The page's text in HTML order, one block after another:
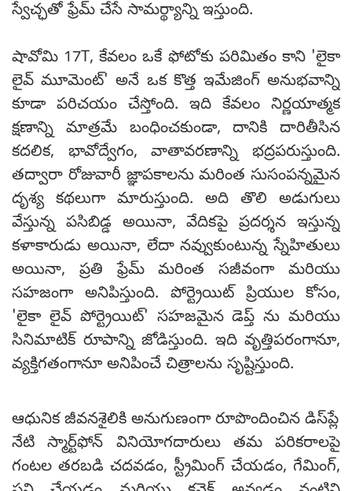
స్వేచ్ఛతో ఫ్రేమ్ చేసే సామర్థ్యాన్ని ఇస్తుంది.
షావోమి 17T, కేవలం ఒకే ఫోటోకు పరిమితం కాని 'లైకా
లైవ్ మూమెంట్' అనే ఒక కొత్త ఇమేజింగ్ అనుభవాన్ని
కూడా పరిచయం చేస్తోంది. ఇది కేవలం నిర్ణయాత్మక
క్షణాన్ని మాత్రమే బంధించకుండా, దానికి దారితీసిన
కదలిక, భావోద్వేగం, వాతావరణాన్ని భద్రపరుస్తుంది.
తద్వారా రోజువారీ జ్ఞాపకాలను మరింత సుసంపన్నమైన
దృశ్య కథలుగా మారుస్తుంది. అది తొలి అడుగులు
వేస్తున్న పసిబిడ్డ అయినా, వేదికపై ప్రదర్శన ఇస్తున్న
కళాకారుడు అయినా, లేదా నవ్వుకుంటున్న స్నేహితులు
అయినా, ప్రతి ఫ్రేమ్ మరింత సజీవంగా మరియు
సహజంగా అనిపిస్తుంది. పోర్ట్రెయిట్ ప్రియుల కోసం,
'లైకా లైవ్ పోర్ట్రెయిట్' సహజమైన డెప్త్ ను మరియు
సినిమాటిక్ రూపాన్ని జోడిస్తుంది. ఇది వృత్తిపరంగానూ,
వ్యక్తిగతంగానూ అనిపించే చిత్రాలను సృష్టిస్తుంది.
ఆధునిక జీవనశైలికి అనుగుణంగా రూపొందించిన డిస్‌ప్లే
నేటి స్మార్ట్‌ఫోన్ వినియోగదారులు తమ పరికరాలపై
గంటల తరబడి చదవడం, స్ట్రీమింగ్ చేయడం, గేమింగ్,